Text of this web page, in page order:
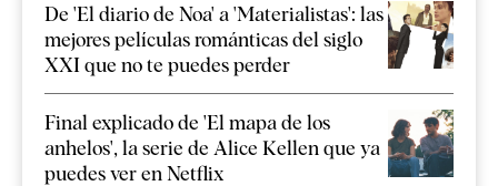
De 'El diario de Noa' a 'Materialistas': las
mejores películas románticas del siglo
XXI que no te puedes perder
Final explicado de 'El mapa de los
anhelos', la serie de Alice Kellen que ya
puedes ver en Netflix